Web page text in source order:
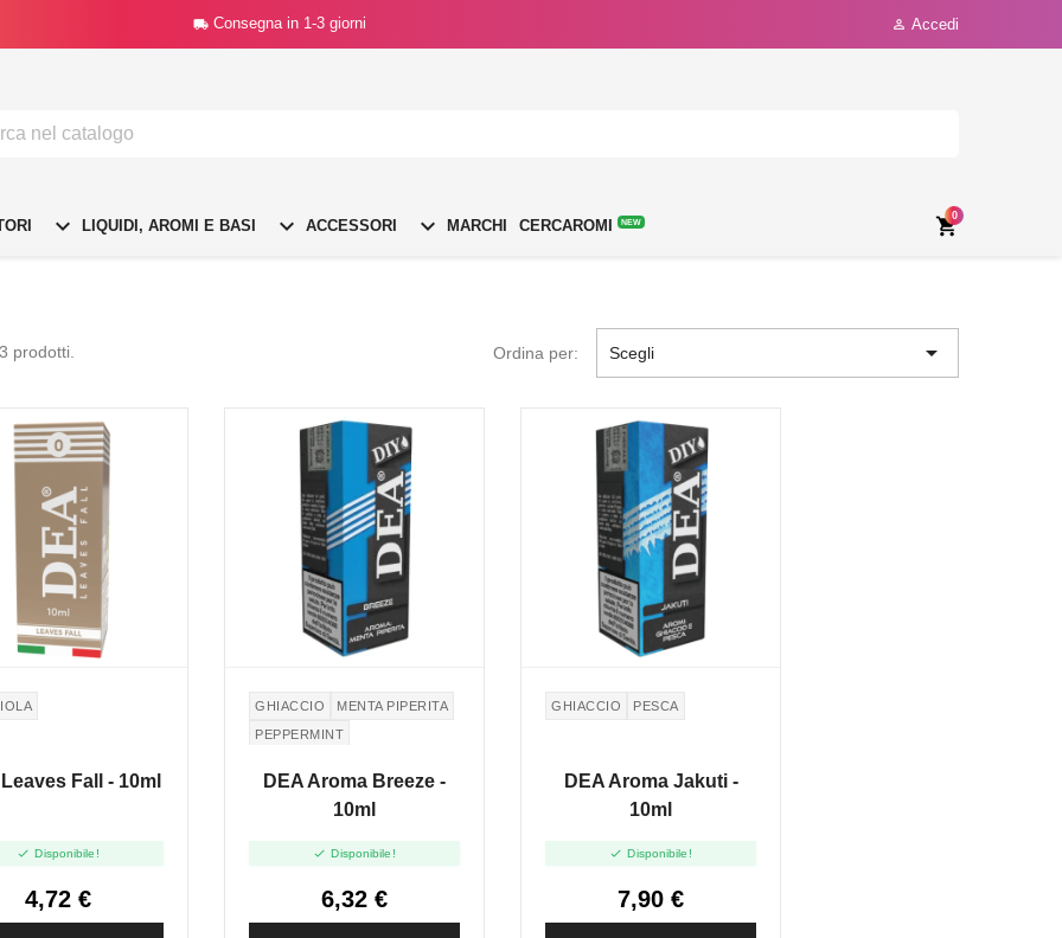
 Consegna in 1-3 giorni  Accedi
 LIQUIDI, AROMI E BASI  ACCESSORI  MARCHI CERCAROMI NEW 
0
prodotti. Ordina per: Scegli 
Fall - 10ml
 Disponibile!
4,72 €
GHIACCIO
MENTA PIPERITA
PEPPERMINT
DEA Aroma Breeze -
10ml
 Disponibile!
6,32 €
GHIACCIO PESCA
DEA Aroma Jakuti -
10ml
 Disponibile!
7,90 €